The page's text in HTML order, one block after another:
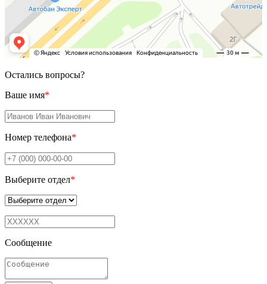
Остались вопросы?
Ваше имя*
Номер телефона*
Выберите отдел*
Сообщение